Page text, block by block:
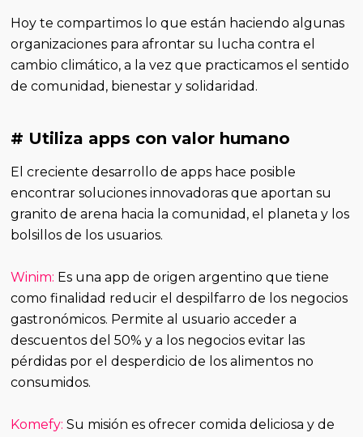
Hoy te compartimos lo que están haciendo algunas
organizaciones para afrontar su lucha contra el
cambio climático, a la vez que practicamos el sentido
de comunidad, bienestar y solidaridad.
# Utiliza apps con valor humano
El creciente desarrollo de apps hace posible
encontrar soluciones innovadoras que aportan su
granito de arena hacia la comunidad, el planeta y los
bolsillos de los usuarios.
Winim: Es una app de origen argentino que tiene
como finalidad reducir el despilfarro de los negocios
gastronómicos. Permite al usuario acceder a
descuentos del 50% y a los negocios evitar las
pérdidas por el desperdicio de los alimentos no
consumidos.
Komefy: Su misión es ofrecer comida deliciosa y de